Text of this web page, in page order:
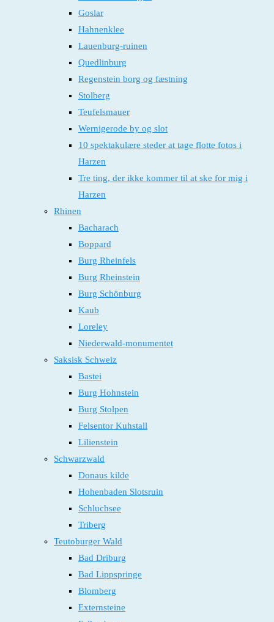
Goslar
Hahnenklee
Lauenburg-ruinen
Quedlinburg
Regenstein borg og fæstning
Stolberg
Teufelsmauer
Wernigerode by og slot
10 spektakulære steder at tage flotte fotos i
Harzen
Tre ting, der ikke kommer til at ske for mig i
Harzen
Rhinen
Bacharach
Boppard
Burg Rheinfels
Burg Rheinstein
Burg Schönburg
Kaub
Loreley
Niederwald-monumentet
Saksisk Schweiz
Bastei
Burg Hohnstein
Burg Stolpen
Felsentor Kuhstall
Lilienstein
Schwarzwald
Donaus kilde
Hohenbaden Slotsruin
Schluchsee
Triberg
Teutoburger Wald
Bad Driburg
Bad Lippspringe
Blomberg
Externsteine